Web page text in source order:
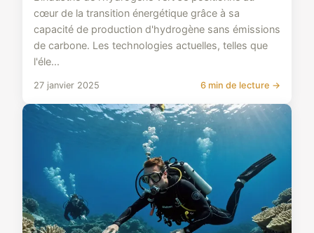
cœur de la transition énergétique grâce à sa
capacité de production d'hydrogène sans émissions
de carbone. Les technologies actuelles, telles que
l'éle...
27 janvier 2025 6 min de lecture →